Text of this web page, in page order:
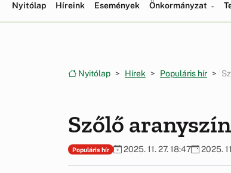
Nyitólap Híreink Események Önkormányzat
Nyitólap Hírek Populáris hír
Szőlő
Populáris hír 2025. 11. 27. 18:47 2025.